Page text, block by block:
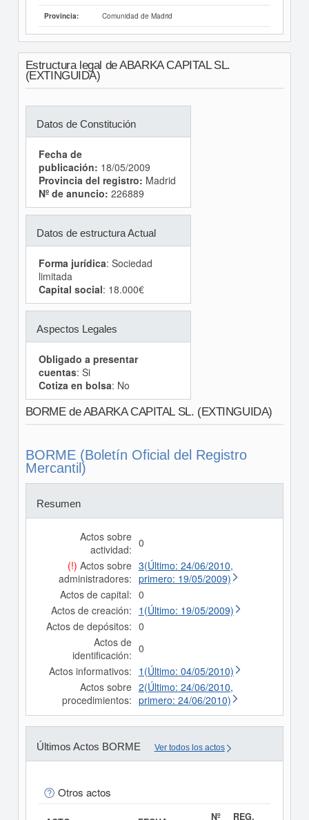
Provincia: Comunidad de Madrid
Estructura legal de ABARKA CAPITAL SL.
(EXTINGUIDA)
Datos de Constitución
Fecha de
publicación: 18/05/2009
Provincia del registro: Madrid
Nº de anuncio: 226889
Datos de estructura Actual
Forma jurídica: Sociedad
limitada
Capital social: 18.000€
Aspectos Legales
Obligado a presentar
cuentas: Si
Cotiza en bolsa: No
BORME de ABARKA CAPITAL SL. (EXTINGUIDA)
BORME (Boletín Oficial del Registro
Mercantil)
Resumen
Actos sobre
actividad: 0
(!) Actos sobre
administradores:
3(Último: 24/06/2010,
primero: 19/05/2009)
Actos de capital: 0
Actos de creación: 1(Último: 19/05/2009)
Actos de depósitos: 0
Actos de
identificación: 0
Actos informativos: 1(Último: 04/05/2010)
Actos sobre
procedimientos:
2(Último: 24/06/2010,
primero: 24/06/2010)
Últimos Actos BORME Ver todos los actos
Otros actos
Nº REG.